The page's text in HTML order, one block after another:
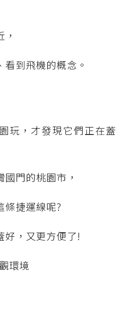
到飛機的概念。
玩，才發現它們正在蓋
門的桃園市，
條捷運線呢?
好，又更方便了!
環境